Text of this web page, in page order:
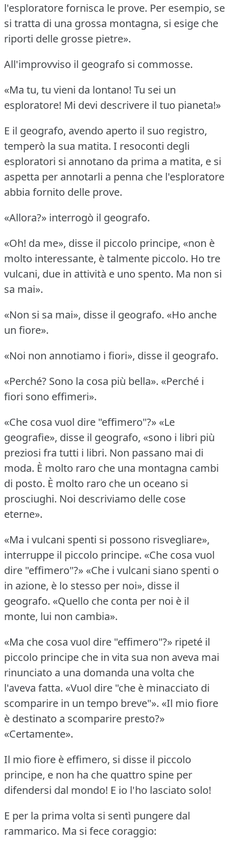
l'esploratore fornisca le prove. Per esempio, se
si tratta di una grossa montagna, si esige che
riporti delle grosse pietre».
All'improvviso il geografo si commosse.
«Ma tu, tu vieni da lontano! Tu sei un
esploratore! Mi devi descrivere il tuo pianeta!»
E il geografo, avendo aperto il suo registro,
temperò la sua matita. I resoconti degli
esploratori si annotano da prima a matita, e si
aspetta per annotarli a penna che l'esploratore
abbia fornito delle prove.
«Allora?» interrogò il geografo.
«Oh! da me», disse il piccolo principe, «non è
molto interessante, è talmente piccolo. Ho tre
vulcani, due in attività e uno spento. Ma non si
sa mai».
«Non si sa mai», disse il geografo. «Ho anche
un fiore».
«Noi non annotiamo i fiori», disse il geografo.
«Perché? Sono la cosa più bella». «Perché i
fiori sono effimeri».
«Che cosa vuol dire "effimero"?» «Le
geografie», disse il geografo, «sono i libri più
preziosi fra tutti i libri. Non passano mai di
moda. È molto raro che una montagna cambi
di posto. È molto raro che un oceano si
prosciughi. Noi descriviamo delle cose
eterne».
«Ma i vulcani spenti si possono risvegliare»,
interruppe il piccolo principe. «Che cosa vuol
dire "effimero"?» «Che i vulcani siano spenti o
in azione, è lo stesso per noi», disse il
geografo. «Quello che conta per noi è il
monte, lui non cambia».
«Ma che cosa vuol dire "effimero"?» ripeté il
piccolo principe che in vita sua non aveva mai
rinunciato a una domanda una volta che
l'aveva fatta. «Vuol dire "che è minacciato di
scomparire in un tempo breve"». «Il mio fiore
è destinato a scomparire presto?»
«Certamente».
Il mio fiore è effimero, si disse il piccolo
principe, e non ha che quattro spine per
difendersi dal mondo! E io l'ho lasciato solo!
E per la prima volta si sentì pungere dal
rammarico. Ma si fece coraggio: